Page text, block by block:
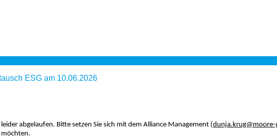
ESG am 10.06.2026
abgelaufen. Bitte setzen Sie sich mit dem Alliance Management (dunja.krug@moore-